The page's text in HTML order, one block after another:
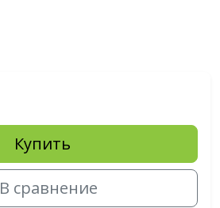
Купить
В сравнение